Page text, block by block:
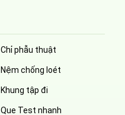
Chỉ phẫu thuật
Nệm chống loét
Khung tập đi
Que Test nhanh